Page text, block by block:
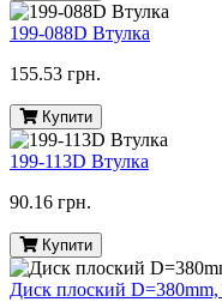
199-088D Втулка
155.53 грн.
Купити
199-113D Втулка
90.16 грн.
Купити
Диск плоский D=380mm,